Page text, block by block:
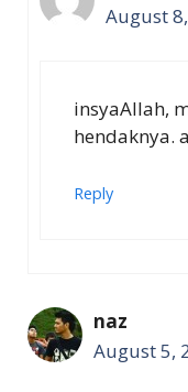
August
insyaAllah,
hendaknya.
Reply
naz
August 5,